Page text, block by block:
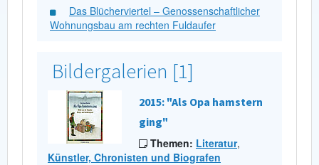
Das Blücherviertel – Genossenschaftlicher
Wohnungsbau am rechten Fuldaufer
Bildergalerien [1]
2015: "Als Opa hamstern
ging"
Themen: Literatur,
Künstler, Chronisten und Biografen